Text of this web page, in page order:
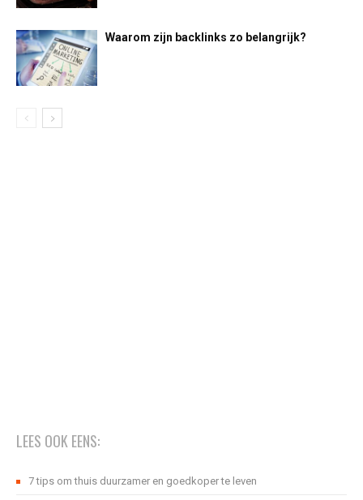
Waarom zijn backlinks zo belangrijk?
LEES OOK EENS:
7 tips om thuis duurzamer en goedkoper te leven